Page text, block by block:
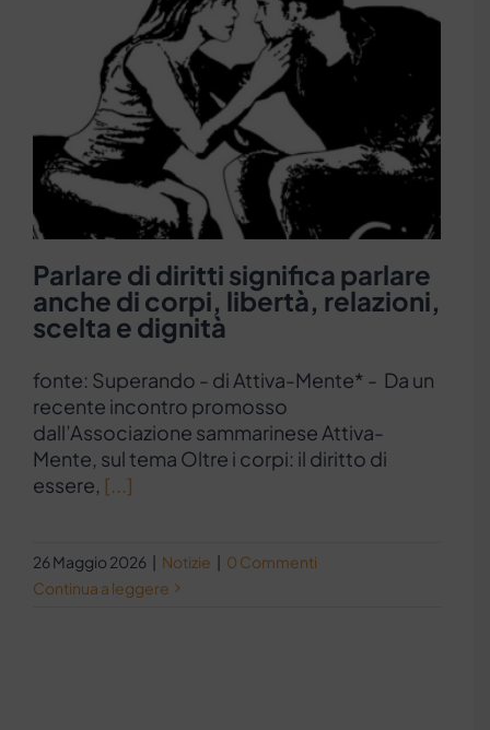
Parlare di diritti significa parlare
anche di corpi, libertà, relazioni,
scelta e dignità
fonte: Superando - di Attiva-Mente* - Da un
recente incontro promosso
dall’Associazione sammarinese Attiva-
Mente, sul tema Oltre i corpi: il diritto di
essere, [...]
26 Maggio 2026 | Notizie | 0 Commenti
Continua a leggere